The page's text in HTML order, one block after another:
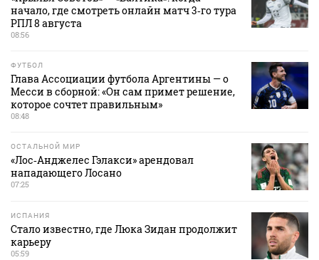
начало, где смотреть онлайн матч 3‑го тура
РПЛ 8 августа
08:56
ФУТБОЛ
Глава Ассоциации футбола Аргентины — о
Месси в сборной: «Он сам примет решение,
которое сочтет правильным»
08:48
ОСТАЛЬНОЙ МИР
«Лос‑Анджелес Гэлакси» арендовал
нападающего Лосано
07:25
ИСПАНИЯ
Стало известно, где Люка Зидан продолжит
карьеру
05:59